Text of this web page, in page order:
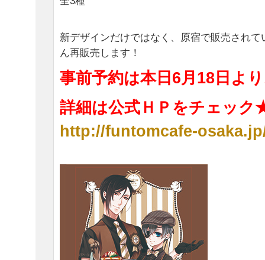
新デザインだけではなく、原宿で販売され
ん再販売します！
事前予約は本日6月18日よ
詳細は公式ＨＰをチェック
http://funtomcafe-